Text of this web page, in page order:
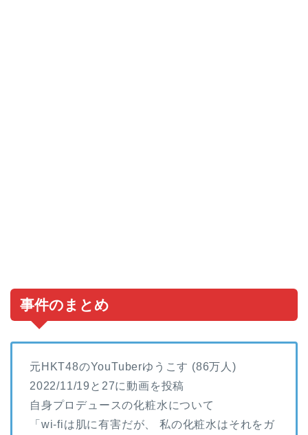
事件のまとめ
元HKT48のYouTuberゆうこす (86万人)
2022/11/19と27に動画を投稿
自身プロデュースの化粧水について
「wi-fiは肌に有害だが、 私の化粧水はそれをガ